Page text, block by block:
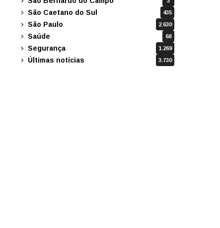
São Caetano do Sul 435
São Paulo 2.630
Saúde 68
Segurança 1.269
Últimas notícias 3.730